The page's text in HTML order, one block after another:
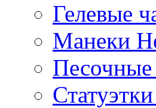
Гелевые
Манеки